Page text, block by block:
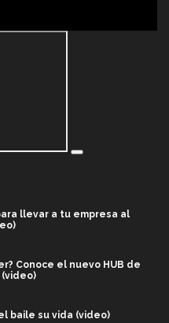
llevar a tu empresa al
Conoce el nuevo HUB de
(video)
baile su vida (video)